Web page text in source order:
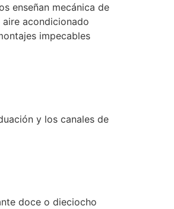
enseñan mecánica de
acondicionado
impecables
y los canales de
doce o dieciocho